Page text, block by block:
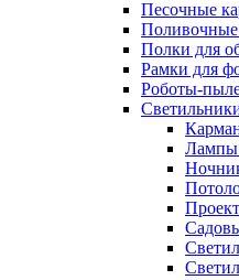
Песочные
Полки для
Рамки для
Роботы-
Лампы